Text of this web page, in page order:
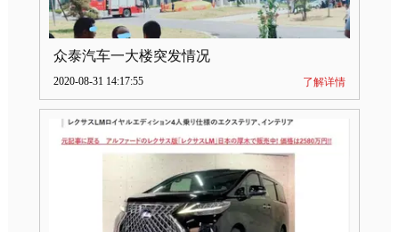
众泰汽车一大楼突发情况
2020-08-31 14:17:55 了解详情